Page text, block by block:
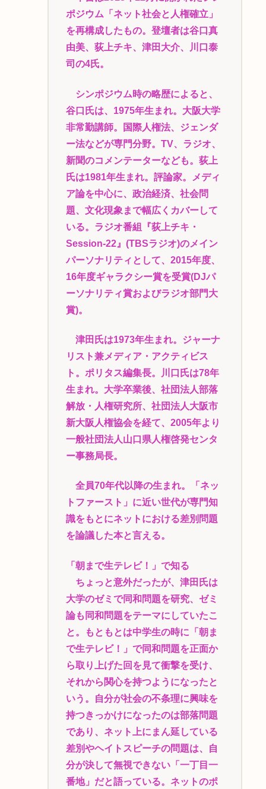
ポジウム「ネット社会と人権確立」
を再構成したもの。登壇者は谷口真
由美、荻上チキ、津田大介、川口泰
司の4氏。
シンポジウム時の略歴によると、
谷口氏は、1975年生まれ。大阪大学
非常勤講師。国際人権法、ジェンダ
ー法などが専門分野。TV、ラジオ、
新聞のコメンテーターなども。荻上
氏は1981年生まれ。評論家。メディ
ア論を中心に、政治経済、社会問
題、文化現象まで幅広くカバーして
いる。ラジオ番組『荻上チキ・
Session‐22』(TBSラジオ)のメイン
パーソナリティとして、2015年度、
16年度ギャラクシー賞を受賞(DJパ
ーソナリティ賞およびラジオ部門大
賞)。
津田氏は1973年生まれ。ジャーナ
リスト兼メディア・アクティビス
ト。ポリタス編集長。川口氏は78年
生まれ。大学卒業後、社団法人部落
解放・人権研究所、社団法人大阪市
新大阪人権協会を経て、2005年より
一般社団法人山口県人権啓発センタ
ー事務局長。
全員70年代以降の生まれ。「ネッ
トファースト」に近い世代が専門知
識をもとにネットにおける差別問題
を論議した本と言える。
「朝まで生テレビ！」で知る
ちょっと意外だったが、津田氏は
大学のゼミで同和問題を研究、ゼミ
論も同和問題をテーマにしていたこ
と。もともとは中学生の時に「朝ま
で生テレビ！」で同和問題を正面か
ら取り上げた回を見て衝撃を受け、
それから関心を持つようになったと
いう。自分が社会の不条理に興味を
持つきっかけになったのは部落問題
であり、ネット上にまん延している
差別やヘイトスピーチの問題は、自
分が決して無視できない「一丁目一
番地」だと語っている。ネットのポ